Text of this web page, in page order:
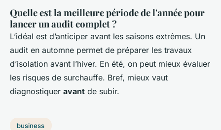
Quelle est la meilleure période de l'année pour
lancer un audit complet ?
L’idéal est d’anticiper avant les saisons extrêmes. Un
audit en automne permet de préparer les travaux
d’isolation avant l’hiver. En été, on peut mieux évaluer
les risques de surchauffe. Bref, mieux vaut
diagnostiquer avant de subir.
business